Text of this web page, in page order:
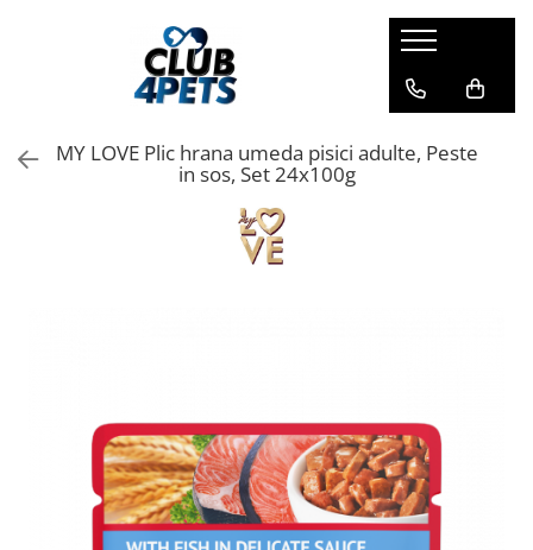
Hrana umeda
Hrana uscata
Igiena&Cosmetica
Odorizante pentru litiera
MY LOVE Plic hrana umeda pisici adulte, Peste
in sos, Set 24x100g